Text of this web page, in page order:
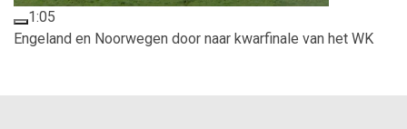
1:05
Engeland en Noorwegen door naar kwarfinale van het WK